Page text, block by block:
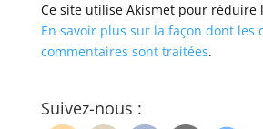
Ce site utilise Akismet pour réduire
En savoir plus sur la façon dont les
commentaires sont traitées.
Suivez-nous :